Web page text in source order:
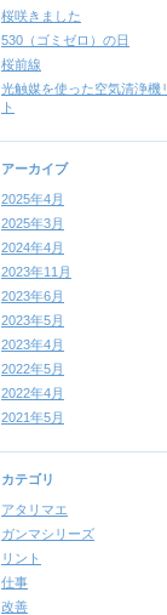
桜咲きました
530（ゴミゼロ）の日
桜前線
光触媒を使った空気清浄機
ト
アーカイブ
2025年4月
2025年3月
2024年4月
2023年11月
2023年6月
2023年5月
2023年4月
2022年5月
2022年4月
2021年5月
カテゴリ
アタリマエ
ガンマシリーズ
リント
仕事
改善